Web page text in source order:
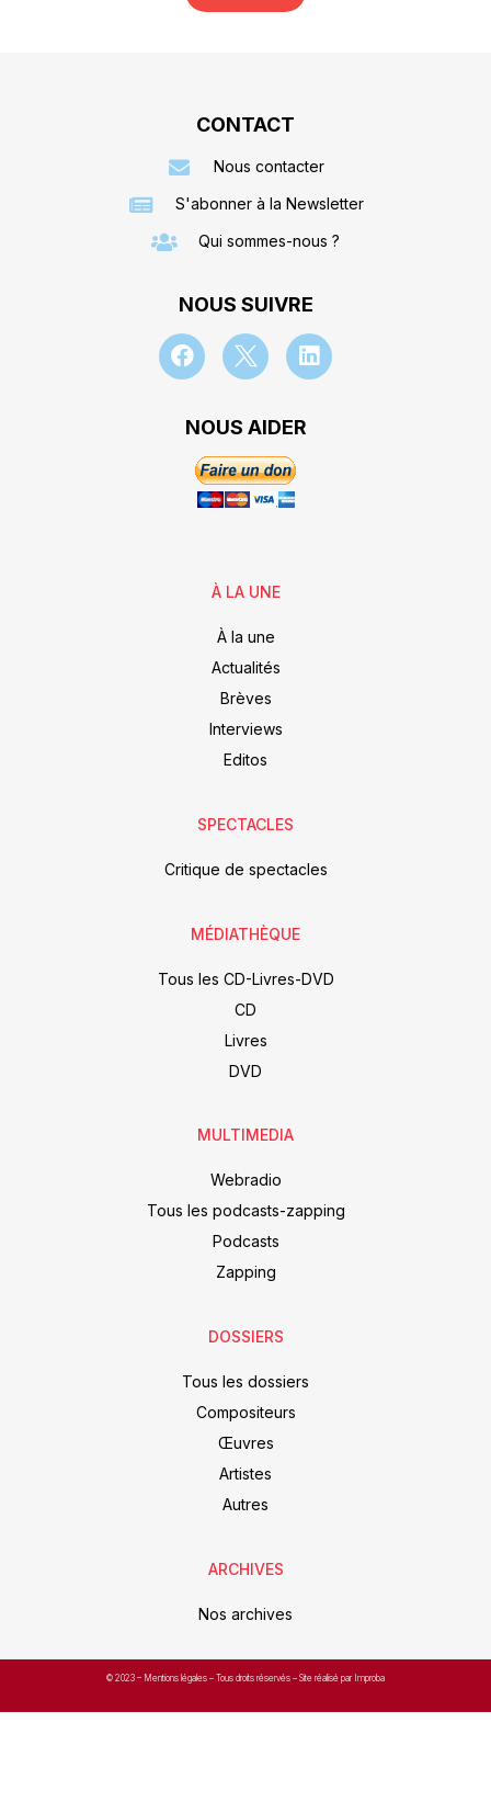
CONTACT
Nous contacter
S'abonner à la Newsletter
Qui sommes-nous ?
NOUS SUIVRE
NOUS AIDER
À LA UNE
À la une
Actualités
Brèves
Interviews
Editos
SPECTACLES
Critique de spectacles
MÉDIATHÈQUE
Tous les CD-Livres-DVD
CD
Livres
DVD
MULTIMEDIA
Webradio
Tous les podcasts-zapping
Podcasts
Zapping
DOSSIERS
Tous les dossiers
Compositeurs
Œuvres
Artistes
Autres
ARCHIVES
Nos archives
© 2023 – Mentions légales – Tous droits réservés – Site réalisé par Improba